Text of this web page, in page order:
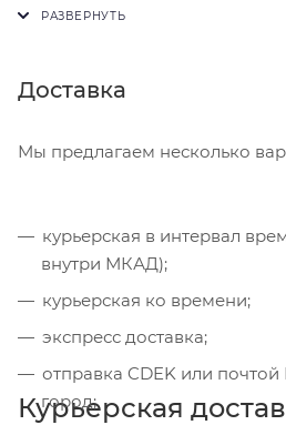
чек.
Доставка
Мы предлагаем несколько
курьерская в интервал
внутри МКАД);
курьерская ко времени;
экспресс доставка;
отправка CDEK или
город;
Курьерская